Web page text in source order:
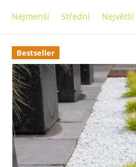
Nejmenší
Střední Největší
Bestseller